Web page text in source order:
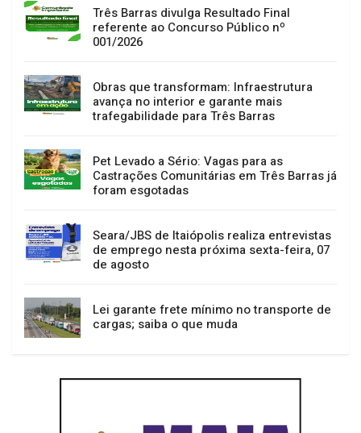
Três Barras divulga Resultado Final
referente ao Concurso Público nº
001/2026
Obras que transformam: Infraestrutura
avança no interior e garante mais
trafegabilidade para Três Barras
Pet Levado a Sério: Vagas para as
Castrações Comunitárias em Três Barras já
foram esgotadas
Seara/JBS de Itaiópolis realiza entrevistas
de emprego nesta próxima sexta-feira, 07
de agosto
Lei garante frete mínimo no transporte de
cargas; saiba o que muda